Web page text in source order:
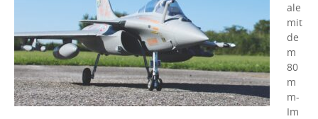
ale
mit
de
m
80
m
m-
Im